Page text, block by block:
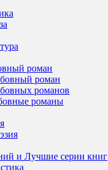
роман
роман
романов
романы
и Лучшие серии книг